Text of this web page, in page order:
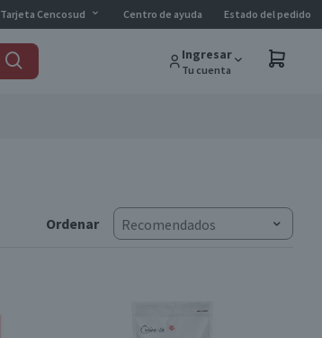
Tarjeta Cencosud Centro de ayuda Estado del pedido
Ingresar
Tu cuenta
Ordenar Recomendados